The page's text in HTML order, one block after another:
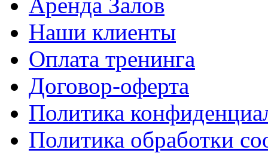
Наши клиенты
Оплата тренинга
Договор-оферта
Политика
Политика обработки